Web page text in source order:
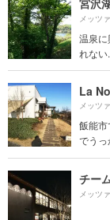
メッツ
温泉に
れない
La
メッツ
飯能
でうっ
チー
メッツ